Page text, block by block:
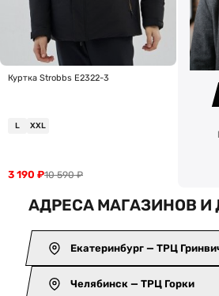
Куртка Strobbs E2322-3
L XXL
10 590₽
3 190 ₽
АДРЕСА МАГАЗИНОВ И
Екатеринбург — ТРЦ
Челябинск — ТРЦ Горки